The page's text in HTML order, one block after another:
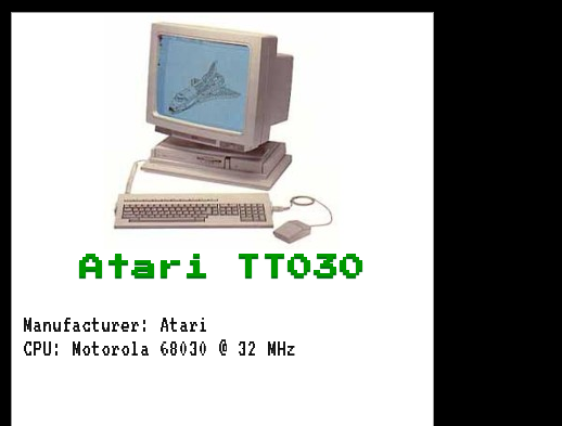
Atari TT030
Manufacturer: Atari
CPU: Motorola 68030 @ 32 MHz